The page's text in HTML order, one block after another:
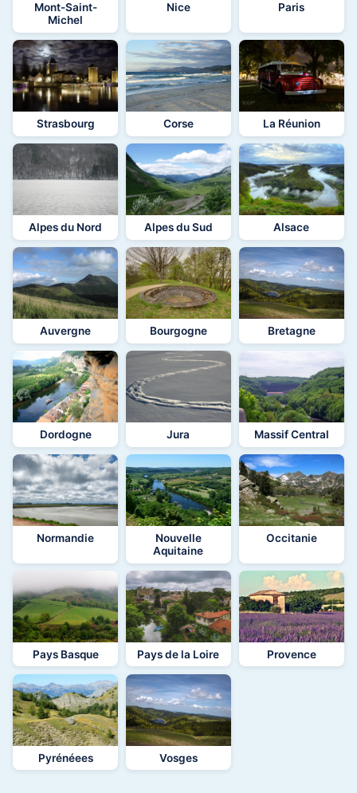
Mont-Saint-
Michel
Nice Paris
Strasbourg Corse La Réunion
Alpes du Nord Alpes du Sud Alsace
Auvergne Bourgogne Bretagne
Dordogne Jura Massif Central
Normandie
Nouvelle
Aquitaine
Occitanie
Pays Basque Pays de la Loire Provence
Pyrénéees Vosges